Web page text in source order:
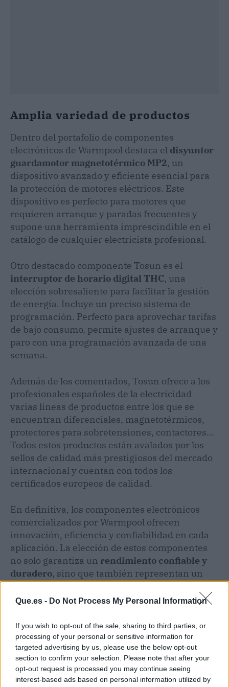
Que.es - Do Not Process My Personal Information
If you wish to opt-out of the sale, sharing to third parties, or
processing of your personal or sensitive information for
targeted advertising by us, please use the below opt-out
section to confirm your selection. Please note that after your
opt-out request is processed you may continue seeing
interest-based ads based on personal information utilized by
Amplia variedad de productos
Dentro del portafolio de componentes
electrónicos de Warmpool destaca el disyuntor
guardamotor magnetotérmico MP2, un
dispositivo avanzado y eficiente esencial para
la protección de motores eléctricos. Este
dispositivo es perfecto para motores que
requieren arranque y paradas frecuentes y
supone una herramienta imprescindible en el
catálogo de cualquier electricista profesional.
Otro destacado componente Tosun es el
interruptor de horario digital THC, una
elección sobresaliente para facilitar la gestión
de energía. Incluye un preciso sistema de
programación. Perfecto para aprovechar tarifas
de bajo consumo, permite ajustes de arranque y
paro con una programación avanzada de una
semana.
Además de los comentados, Tosun ofrece a los
profesionales españoles de la electricidad
varias lineas de productos entre los que se
encuentran diferenciales, magnetotérmicos,
protectores para sobretensiones, contactores...
Todos estos productos están avalados por los
sellos de calidad más prestigiosos del mercado
internacional y cuentan con todos los
certificados europeos de calidad.
En definitiva, los componentes electrónicos
comercializados por Warmpool ofrecen
innovación, eficiencia y confiabilidad en cada
aplicación. La elección de estos componentes
no solo garantiza un rendimiento confiable y
duradero, sino que también representan un
compromiso con la seguridad y la innovación
tecnológica. Warmpool no solo se distingue por
líderes en el mercado, sino que también ofrece
la confianza de estar respaldado por años de
experiencia y compromiso con la calidad. Optar
por estos componentes es elegir una
infraestructura eléctrica que no solo cumple